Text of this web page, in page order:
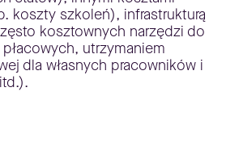
koszty szkoleń), infrastrukturą
kosztownych narzędzi do
utrzymaniem
dla własnych pracowników i